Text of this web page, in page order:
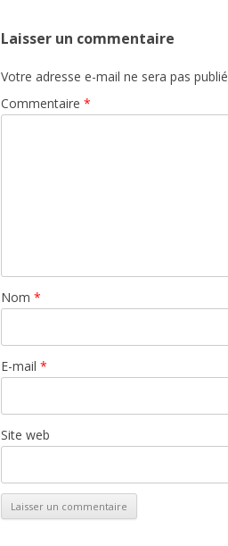
Laisser un commentaire
Votre adresse e-mail ne sera pas
Commentaire *
Nom *
E-mail *
Site web